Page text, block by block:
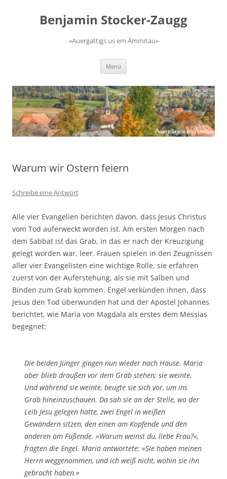
springenBenjamin Stocker-Zaugg
«Auergattigs us em Ämmitau»
Menü
Warum wir Ostern feiern
Schreibe eine Antwort
Alle vier Evangelien berichten davon, dass Jesus Christus
vom Tod auferweckt worden ist. Am ersten Morgen nach
dem Sabbat ist das Grab, in das er nach der Kreuzigung
gelegt worden war, leer. Frauen spielen in den Zeugnissen
aller vier Evangelisten eine wichtige Rolle, sie erfahren
zuerst von der Auferstehung, als sie mit Salben und
Binden zum Grab kommen. Engel verkünden ihnen, dass
Jesus den Tod überwunden hat und der Apostel Johannes
berichtet, wie Maria von Magdala als erstes dem Messias
begegnet:
Die beiden Jünger gingen nun wieder nach Hause. Maria
aber blieb draußen vor dem Grab stehen; sie weinte.
Und während sie weinte, beugte sie sich vor, um ins
Grab hineinzuschauen. Da sah sie an der Stelle, wo der
Leib Jesu gelegen hatte, zwei Engel in weißen
Gewändern sitzen, den einen am Kopfende und den
anderen am Fußende. »Warum weinst du, liebe Frau?«,
fragten die Engel. Maria antwortete: »Sie haben meinen
Herrn weggenommen, und ich weiß nicht, wohin sie ihn
gebracht haben.«